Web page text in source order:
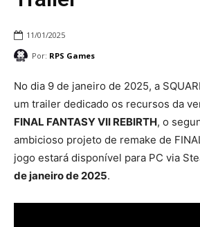
11/01/2025
Por: RPS Games
No dia 9 de janeiro de 2025, a
um trailer dedicado os recursos da
FINAL FANTASY VII REBIRTH, o
ambicioso projeto de remake de
jogo estará disponível para PC via
de janeiro de 2025.